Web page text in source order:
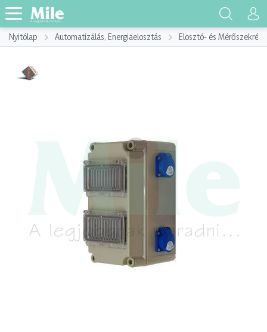
Nyitólap Automatizálás, Energiaelosztás Elosztó- és Mérőszekrény